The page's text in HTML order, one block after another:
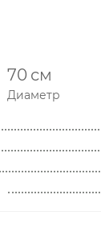
70 см
Диаметр